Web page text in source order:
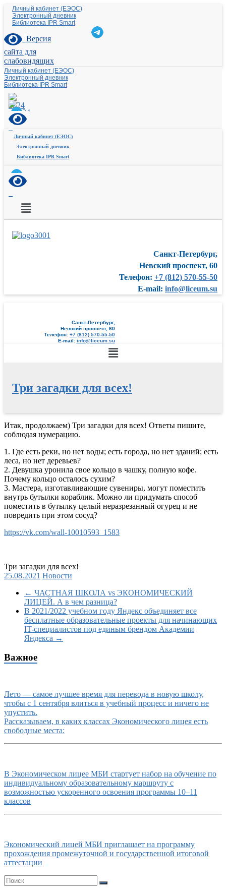
Личный кабинет (ЕЭОС)
Электронный дневник
Библиотека IPR Smart
Версия
сайта для
слабовидящих
Личный кабинет (ЕЭОС)
Электронный дневник
Библиотека IPR Smart
Личный кабинет (ЕЭОС)
Электронный дневник
Библиотека IPR Smart
Меню
Санкт-Петербург,
Невский проспект, 60
Телефон: +7 (812) 570-55-50
E-mail: info@liceum.su
Санкт-Петербург,
Невский проспект, 60
Телефон: +7 (812) 570-55-50
E-mail: info@liceum.su
Меню
Три загадки для всех!
Перейти
к
Итак, продолжаем) Три загадки для всех! Ответы пишите,
соблюдая нумерацию.
1. Где есть реки, но нет воды; есть города, но нет зданий; есть
леса, но нет деревьев?
2. Девушка уронила свое кольцо в чашку, полную кофе.
Почему кольцо осталось сухим?
3. Мастера, изготавливающие сувениры, могут поместить
внутрь бутылки кораблик. Можно ли придумать способ
поместить в бутылку целый неразрезанный огурец и не
повредить при этом сосуд?
https://vk.com/wall-10010593_1583
Три загадки для всех!
25.08.2021 Новости
← ЧАСТНАЯ ШКОЛА vs ЭКОНОМИЧЕСКИЙ
ЛИЦЕЙ. А в чем разница?
В 2021/2022 учебном году Яндекс объединяет все
бесплатные образовательные проекты для начинающих
IT-специалистов под единым брендом Академии
Яндекса →
Важное
Лето — самое лучшее время для перевода в новую школу,
чтобы с 1 сентября влиться в учебный процесс и ничего не
упустить.
Рассказываем, в каких классах Экономического лицея есть
свободные места:
В Экономическом лицее МБИ стартует набор на обучение по
индивидуальному образовательному маршруту с
возможностью ускоренного освоения программы 10–11
классов
Экономический лицей МБИ приглашает на программу
прохождения промежуточной и государственной итоговой
аттестации